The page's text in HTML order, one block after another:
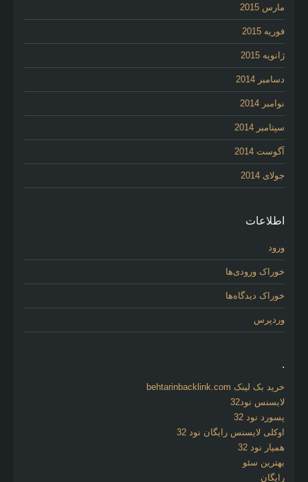
مارس 2015
فوریه 2015
ژانویه 2015
دسامبر 2014
نوامبر 2014
سپتامبر 2014
آگوست 2014
جولای 2014
اطلاعات
ورود
خوراک ورودی‌ها
خوراک دیدگاه‌ها
وردپرس
.
خرید بک لینک behtarinbacklink.com
لایسنس نود32
پسورد نود 32
اوکلی لایسنس رایگان نود 32
همیار نود 32
بهترین سئو
رایگان